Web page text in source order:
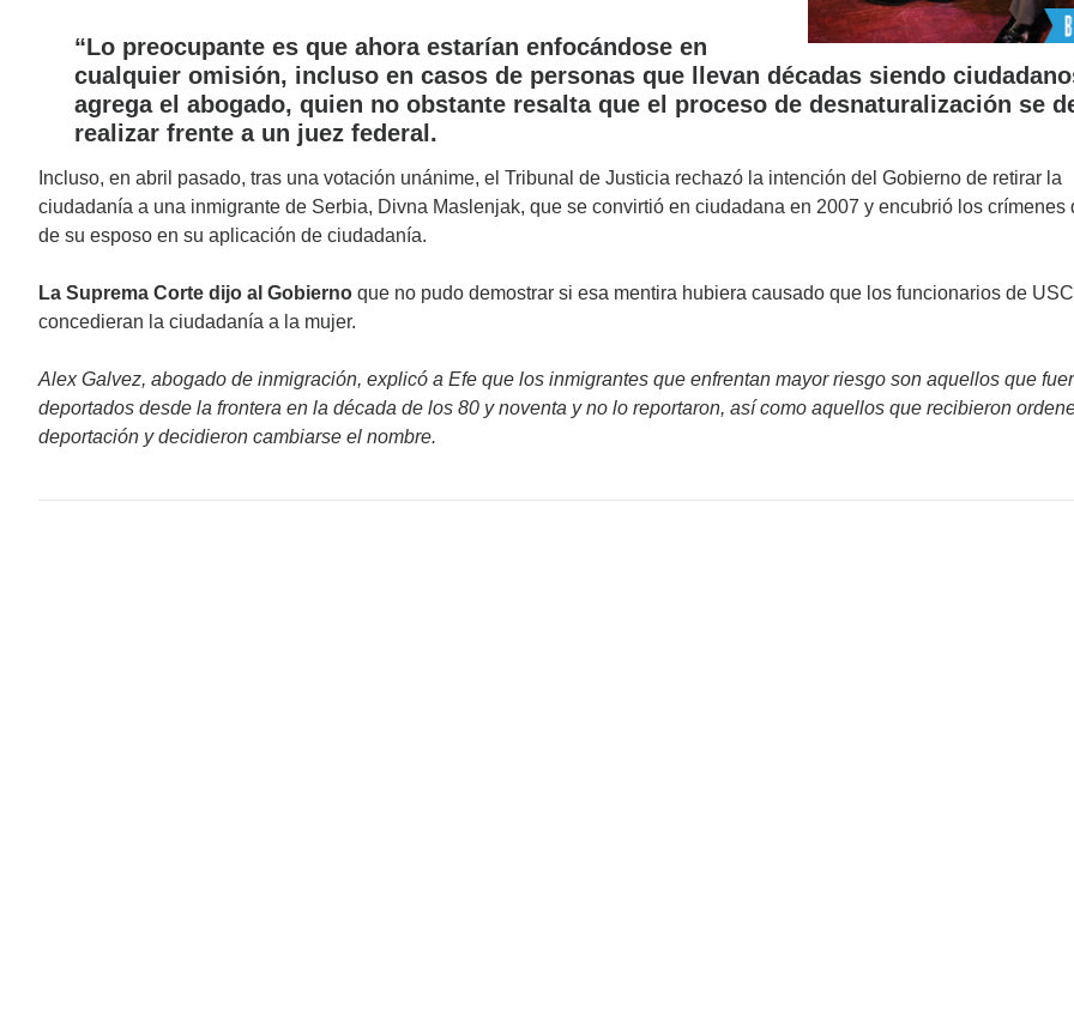
“Lo preocupante es que ahora estarían enfocándose en
cualquier omisión, incluso en casos de personas que llevan décadas siendo
agrega el abogado, quien no obstante resalta que el proceso de desnaturalización se
realizar frente a un juez federal.
Incluso, en abril pasado, tras una votación unánime, el Tribunal de Justicia rechazó la intención del Gobierno de retirar la
ciudadanía a una inmigrante de Serbia, Divna Maslenjak, que se convirtió en ciudadana en 2007 y encubrió los crímenes
de su esposo en su aplicación de ciudadanía.
La Suprema Corte dijo al Gobierno que no pudo demostrar si esa mentira hubiera causado que los funcionarios de
concedieran la ciudadanía a la mujer.
Alex Galvez, abogado de inmigración, explicó a Efe que los inmigrantes que enfrentan mayor riesgo son aquellos que
deportados desde la frontera en la década de los 80 y noventa y no lo reportaron, así como aquellos que recibieron
deportación y decidieron cambiarse el nombre.